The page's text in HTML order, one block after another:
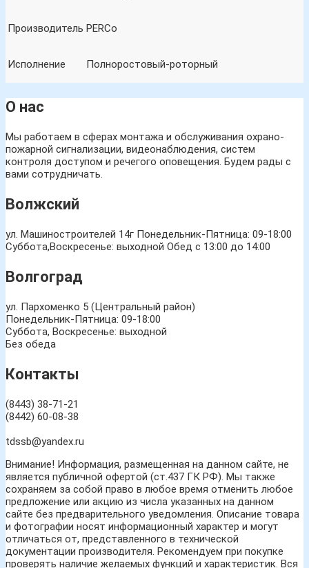
Производитель PERCo
Исполнение Полноростовый-роторный
О нас
Мы работаем в сферах монтажа и обслуживания охрано-
пожарной сигнализации, видеонаблюдения, систем
контроля доступом и речегого оповещения. Будем рады с
вами сотрудничать.
Волжский
ул. Машиностроителей 14г Понедельник-Пятница: 09-18:00
Суббота,Воскресенье: выходной Обед с 13:00 до 14:00
Волгоград
ул. Пархоменко 5 (Центральный район)
Понедельник-Пятница: 09-18:00
Суббота, Воскресенье: выходной
Без обеда
Контакты
(8443) 38-71-21
(8442) 60-08-38
tdssb@yandex.ru
Внимание! Информация, размещенная на данном сайте, не
является публичной офертой (ст.437 ГК РФ). Мы также
сохраняем за собой право в любое время отменить любое
предложение или акцию из числа указанных на данном
сайте без предварительного уведомления. Описание товара
и фотографии носят информационный характер и могут
отличаться от, представленного в технической
документации производителя. Рекомендуем при покупке
проверять наличие желаемых функций и характеристик. Вся